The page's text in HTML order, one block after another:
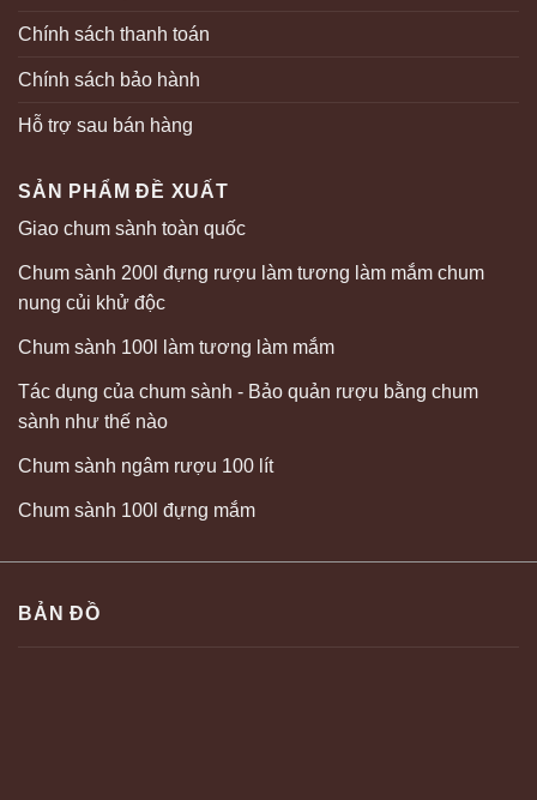
Chính sách thanh toán
Chính sách bảo hành
Hỗ trợ sau bán hàng
SẢN PHẨM ĐỀ XUẤT
Giao chum sành toàn quốc
Chum sành 200l đựng rượu làm tương làm mắm chum
nung củi khử độc
Chum sành 100l làm tương làm mắm
Tác dụng của chum sành - Bảo quản rượu bằng chum
sành như thế nào
Chum sành ngâm rượu 100 lít
Chum sành 100l đựng mắm
BẢN ĐỒ